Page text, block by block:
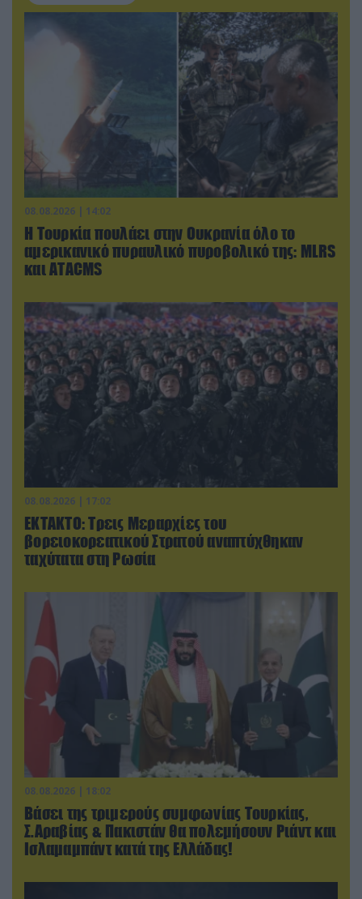
08.08.2026 | 14:02
Η Τουρκία πουλάει στην Ουκρανία όλο το
αμερικανικό πυραυλικό πυροβολικό της: MLRS
και ΑΤΑCMS
08.08.2026 | 17:02
ΕΚΤΑΚΤΟ: Τρεις Μεραρχίες του
βορειοκορεατικού Στρατού αναπτύχθηκαν
ταχύτατα στη Ρωσία
08.08.2026 | 18:02
Βάσει της τριμερούς συμφωνίας Τουρκίας,
Σ.Αραβίας & Πακιστάν θα πολεμήσουν Ριάντ και
Ισλαμαμπάντ κατά της Ελλάδας!